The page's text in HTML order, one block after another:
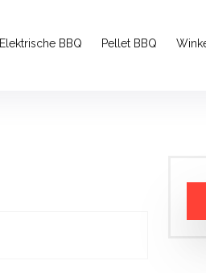
Elektrische BBQ Pellet BBQ